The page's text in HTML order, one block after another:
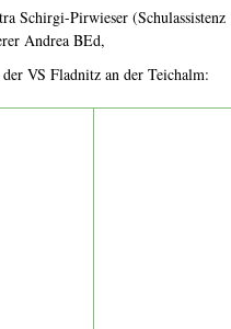
Schirgi-Pirwieser
Andrea BEd,
der VS Fladnitz an der Teichalm: